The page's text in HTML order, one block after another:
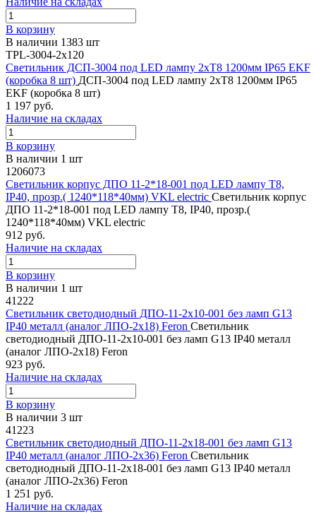
В корзину
В наличии 1383 шт
TPL-3004-2x120
Светильник ДСП-3004 под LED лампу 2хT8 1200мм IP65 EKF
(коробка 8 шт) ДСП-3004 под LED лампу 2хT8 1200мм IP65
EKF (коробка 8 шт)
1 197 руб.
Наличие на складах
В корзину
В наличии 1 шт
1206073
Светильник корпус ДПО 11-2*18-001 под LED лампу T8,
IP40, прозр.( 1240*118*40мм) VKL electric Светильник корпус
ДПО 11-2*18-001 под LED лампу T8, IP40, прозр.(
1240*118*40мм) VKL electric
912 руб.
Наличие на складах
В корзину
В наличии 1 шт
41222
Светильник светодиодный ДПО-11-2х10-001 без ламп G13
IP40 металл (аналог ЛПО-2х18) Feron Светильник
светодиодный ДПО-11-2х10-001 без ламп G13 IP40 металл
(аналог ЛПО-2х18) Feron
923 руб.
Наличие на складах
В корзину
В наличии 3 шт
41223
Светильник светодиодный ДПО-11-2х18-001 без ламп G13
IP40 металл (аналог ЛПО-2х36) Feron Светильник
светодиодный ДПО-11-2х18-001 без ламп G13 IP40 металл
(аналог ЛПО-2х36) Feron
1 251 руб.
Наличие на складах